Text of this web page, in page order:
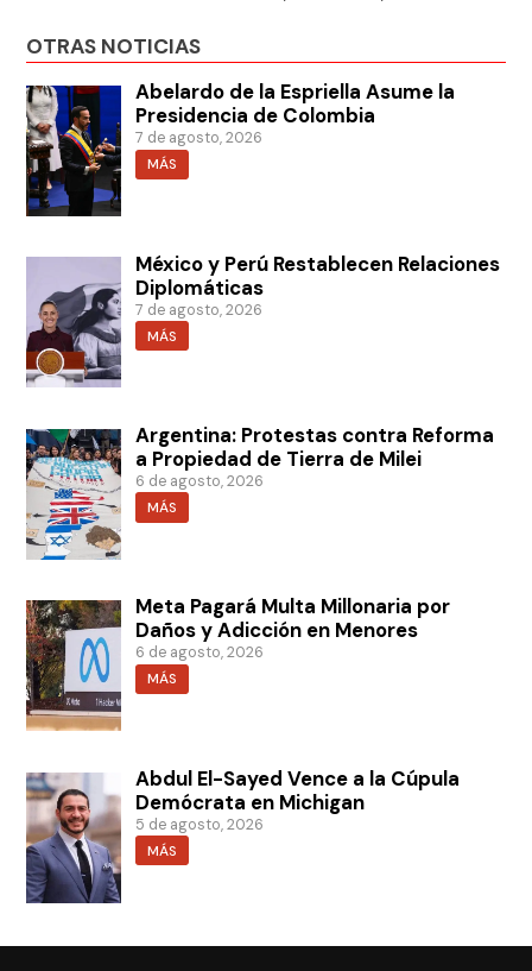
OTRAS NOTICIAS
Abelardo de la Espriella Asume la
Presidencia de Colombia
7 de agosto, 2026
MÁS
México y Perú Restablecen Relaciones
Diplomáticas
7 de agosto, 2026
MÁS
Argentina: Protestas contra Reforma
a Propiedad de Tierra de Milei
6 de agosto, 2026
MÁS
Meta Pagará Multa Millonaria por
Daños y Adicción en Menores
6 de agosto, 2026
MÁS
Abdul El-Sayed Vence a la Cúpula
Demócrata en Michigan
5 de agosto, 2026
MÁS